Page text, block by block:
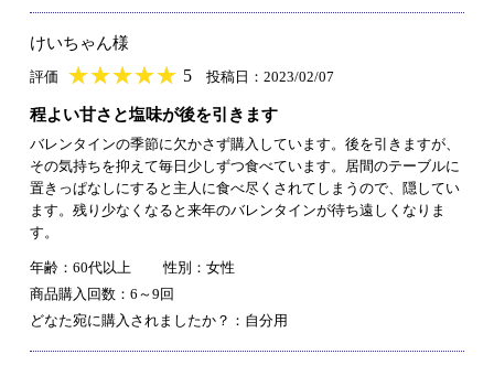
けいちゃん様
評価 ★★★★★
★★★★★ 5 投稿日：2023/02/07
程よい甘さと塩味が後を引きます
バレンタインの季節に欠かさず購入しています。後を引きますが、
その気持ちを抑えて毎日少しずつ食べています。居間のテーブルに
置きっぱなしにすると主人に食べ尽くされてしまうので、隠してい
ます。残り少なくなると来年のバレンタインが待ち遠しくなりま
す。
年齢：60代以上
性別：女性
商品購入回数：6～9回
どなた宛に購入されましたか？：自分用